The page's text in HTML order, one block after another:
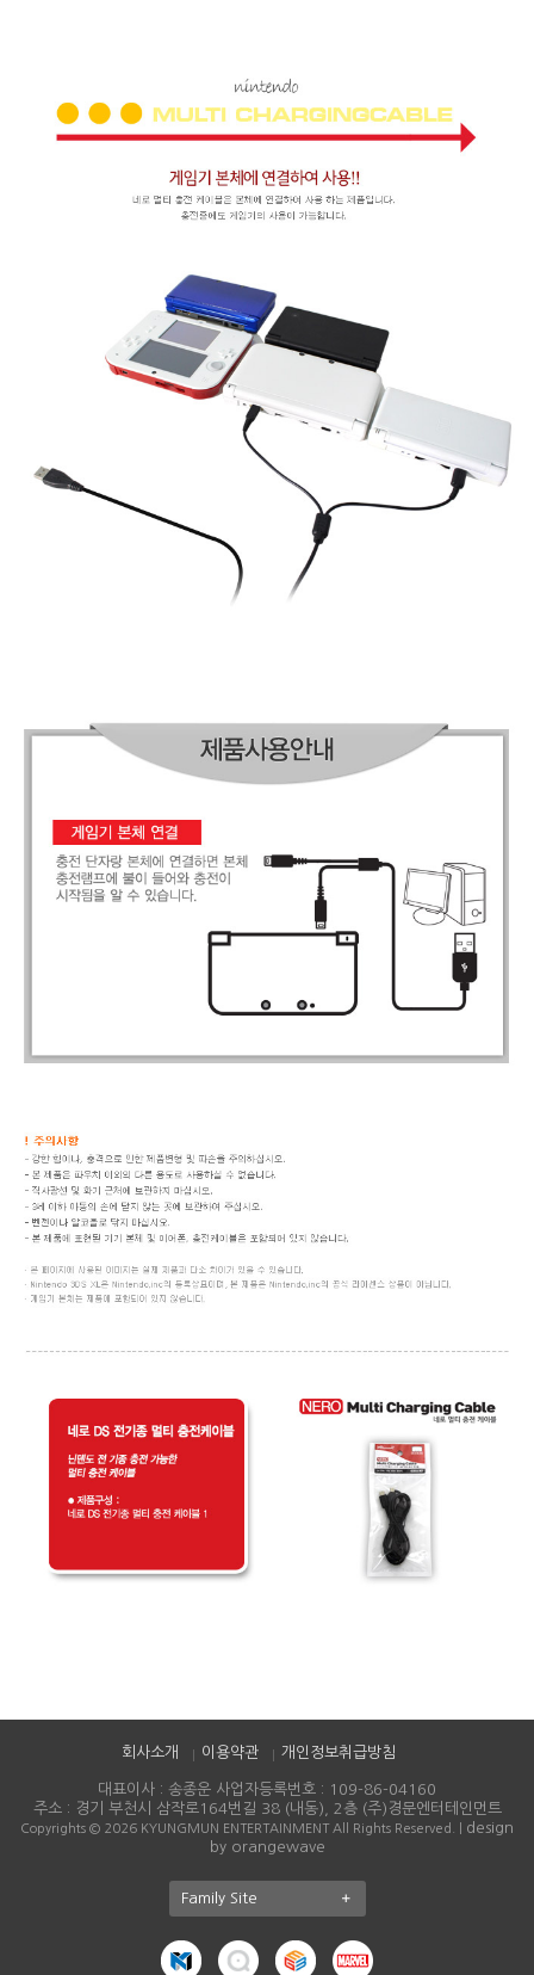
회사소개 이용약관 개인정보취급방침
대표이사 : 송종운 사업자등록번호 : 109-86-04160
주소 : 경기 부천시 삼작로164번길 38 (내동), 2층 (주)경문엔터테인먼트
Copyrights © 2026 KYUNGMUN ENTERTAINMENT All Rights Reserved. | design
by orangewave
Family Site